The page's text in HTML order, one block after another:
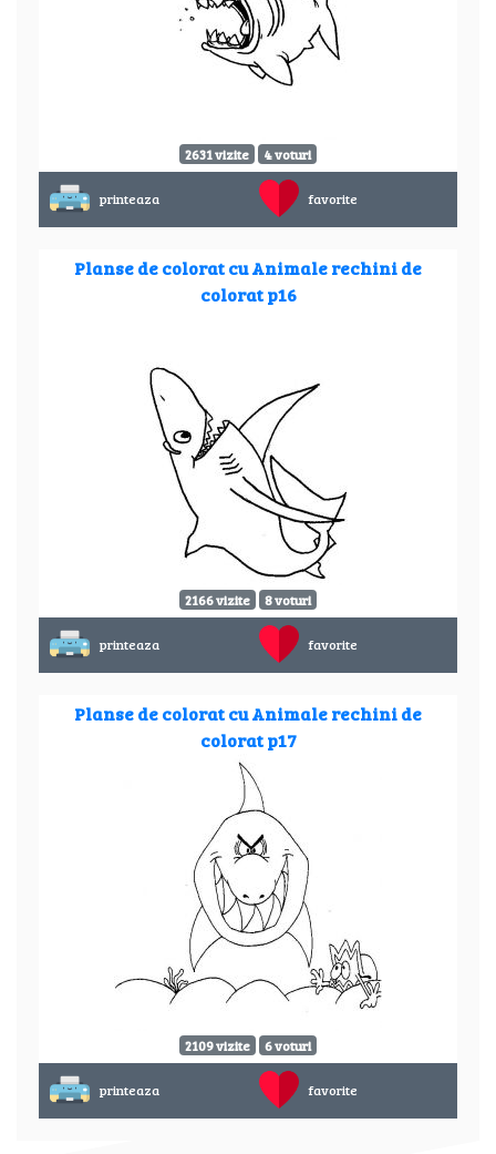
2631 vizite 4 voturi
printeaza favorite
Planse de colorat cu Animale rechini de
colorat p16
2166 vizite 8 voturi
printeaza favorite
Planse de colorat cu Animale rechini de
colorat p17
2109 vizite 6 voturi
printeaza favorite